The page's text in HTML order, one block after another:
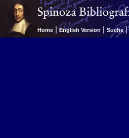
Home | English Version | Suche |